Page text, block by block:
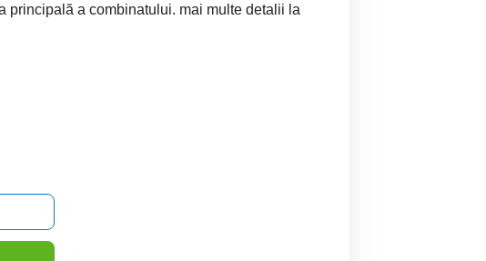
principală a combinatului. mai multe detalii la